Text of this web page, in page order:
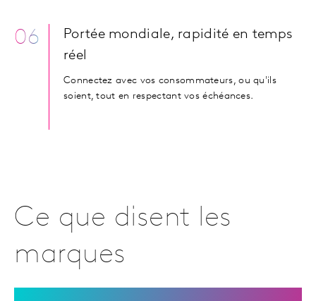
06
Portée mondiale, rapidité en temps
réel
Connectez avec vos consommateurs, ou qu'ils
soient, tout en respectant vos échéances.
Ce que disent les
marques